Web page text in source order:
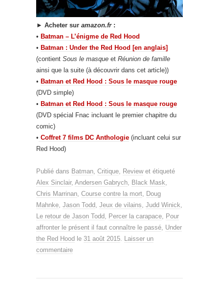
► Acheter sur amazon.fr:
• Batman – L’énigme de Red Hood
• Batman : Under the Red Hood [en anglais]
(contient Sous le masque et Réunion de famille
ainsi que la suite (à découvrir dans cet article))
• Batman et Red Hood : Sous le masque rouge
(DVD simple)
• Batman et Red Hood : Sous le masque rouge
(DVD spécial Fnac incluant le premier chapitre du
comic)
• Coffret 7 films DC Anthologie (incluant celui sur
Red Hood)
Publié dans Batman Critique Reviewet étiqueté
Alex Sinclair, Andersen Gabrych Black Mask
Chris Marrinan Course contre la mort
Doug
Mahnke Jason Todd Jeux de vilains Judd Winick
Le retour de Jason Todd
Percer la carapace
Pour
affronter le présent il faut connaître le passé Under
the Red Hood le 31 août 2015
Laisser un
commentaire